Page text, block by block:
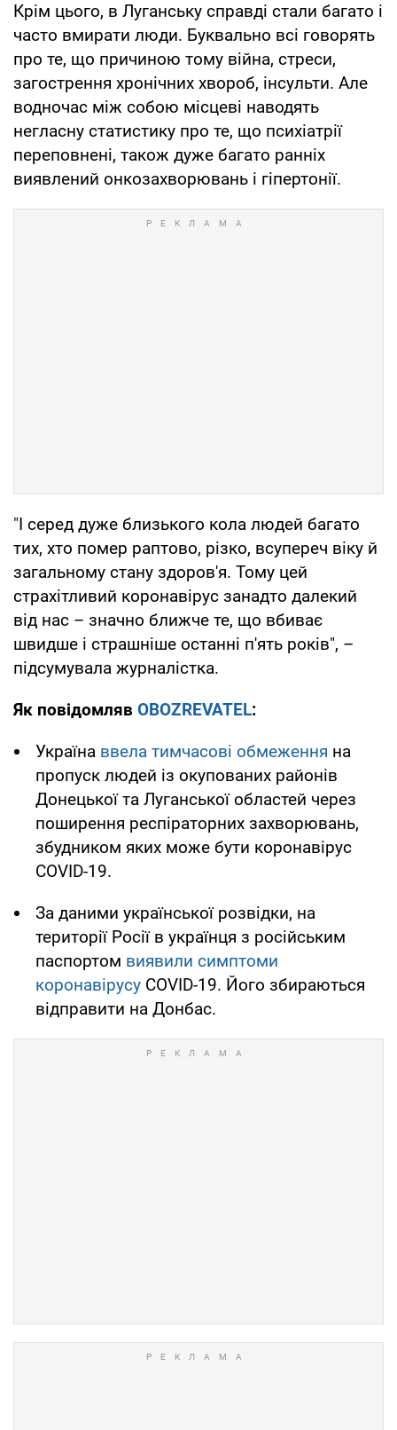
Крім цього, в Луганську справді стали багато і
часто вмирати люди. Буквально всі говорять
про те, що причиною тому війна, стреси,
загострення хронічних хвороб, інсульти. Але
водночас між собою місцеві наводять
негласну статистику про те, що психіатрії
переповнені, також дуже багато ранніх
виявлений онкозахворювань і гіпертонії.
"І серед дуже близького кола людей багато
тих, хто помер раптово, різко, всупереч віку й
загальному стану здоров'я. Тому цей
страхітливий коронавірус занадто далекий
від нас – значно ближче те, що вбиває
швидше і страшніше останні п'ять років", –
підсумувала журналістка.
Як повідомляв OBOZREVATEL:
Україна ввела тимчасові обмеження на
пропуск людей із окупованих районів
Донецької та Луганської областей через
поширення респіраторних захворювань,
збудником яких може бути коронавірус
COVID-19.
За даними української розвідки, на
території Росії в українця з російським
паспортом виявили симптоми
коронавірусу COVID-19. Його збираються
відправити на Донбас.